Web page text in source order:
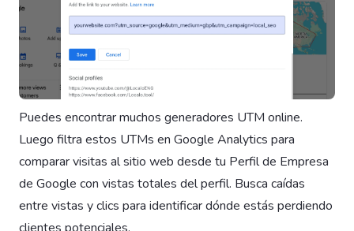
Puedes encontrar muchos generadores UTM online.
Luego filtra estos UTMs en Google Analytics para
comparar visitas al sitio web desde tu Perfil de Empresa
de Google con vistas totales del perfil. Busca caídas
entre vistas y clics para identificar dónde estás perdiendo